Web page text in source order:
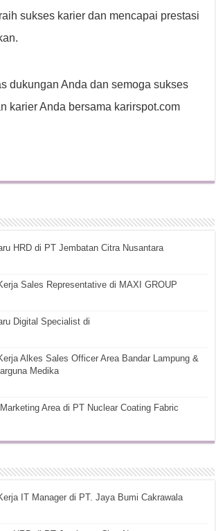
sukses karier dan mencapai prestasi
dukungan Anda dan semoga sukses
karier Anda bersama karirspot.com
HRD di PT Jembatan Citra Nusantara
Sales Representative di MAXI GROUP
Digital Specialist di
Alkes Sales Officer Area Bandar Lampung &
Medika
Area di PT Nuclear Coating Fabric
IT Manager di PT. Jaya Bumi Cakrawala